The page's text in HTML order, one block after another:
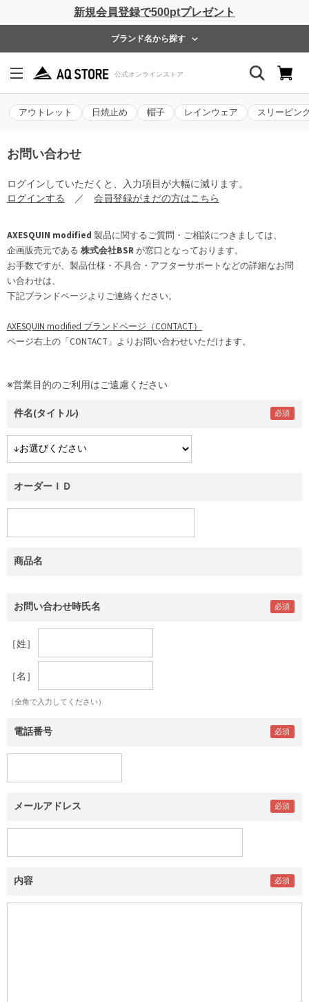
新規会員登録で500ptプレゼント
ブランド名から探す
アウトレット 日焼止め 帽子 レインウェア スリーピン
お問い合わせ
ログインしていただくと、入力項目が大幅に減ります。
ログインする ／ 会員登録がまだの方はこちら
AXESQUIN modified 製品に関するご質問・ご相談につきましては、
企画販売元である 株式会社BSRが窓口となっております。
お手数ですが、製品仕様・不具合・アフターサポートなどの詳細なお問
い合わせは、
下記ブランドページよりご連絡ください。
AXESQUIN modified ブランドページ（CONTACT）
ページ右上の「CONTACT」よりお問い合わせいただけます。
※営業目的のご利用はご遠慮ください
件名(タイトル)
オーダーＩＤ
商品名
お問い合わせ時氏名
［姓］
［名］
（全角で入力してください）
電話番号
メールアドレス
内容